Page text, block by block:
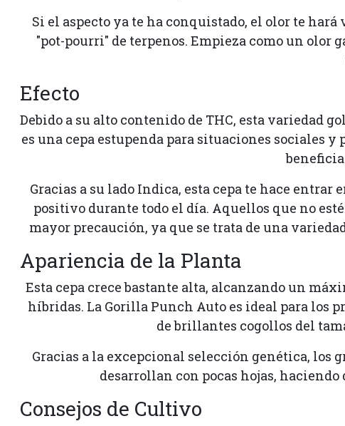
Si el aspecto ya te ha conquistado, el olor te
"pot-pourri" de terpenos. Empieza como un olor
Efecto
Debido a su alto contenido de THC, esta variedad
es una cepa estupenda para situaciones sociales
Gracias a su lado Indica, esta cepa te hace
positivo durante todo el día. Aquellos que no
mayor precaución, ya que se trata de una
Apariencia de la Planta
Esta cepa crece bastante alta, alcanzando un
híbridas. La Gorilla Punch Auto es ideal para los
de brillantes cogollos del
Gracias a la excepcional selección genética, los
desarrollan con pocas hojas,
Consejos de Cultivo